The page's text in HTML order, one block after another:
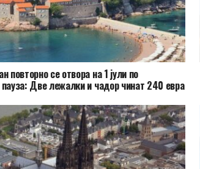
повторно се отвора на 1 јули по
Две лежалки и чадор чинат 240 евра